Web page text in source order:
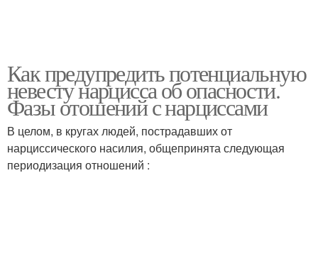
Как предупредить потенциальную
невесту нарцисса об опасности.
Фазы отошений с нарциссами
В целом, в кругах людей, пострадавших от
нарциссического насилия, общепринята следующая
периодизация отношений :